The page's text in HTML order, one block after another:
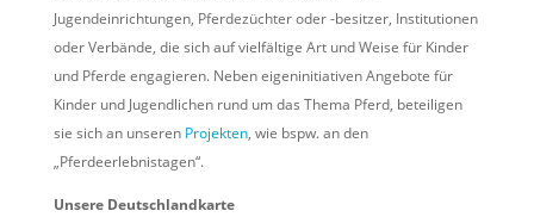
Jugendeinrichtungen, Pferdezüchter oder -besitzer, Institutionen
oder Verbände, die sich auf vielfältige Art und Weise für Kinder
und Pferde engagieren. Neben eigeninitiativen Angebote für
Kinder und Jugendlichen rund um das Thema Pferd, beteiligen
sie sich an unseren Projekten, wie bspw. an den
„Pferdeerlebnistagen“.
Unsere Deutschlandkarte